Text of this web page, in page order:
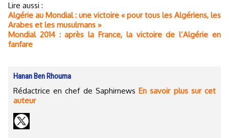
Lire aussi :
Algérie au Mondial : une victoire « pour tous les Algériens, les
Arabes et les musulmans »
Mondial 2014 : après la France, la victoire de l’Algérie en
fanfare
Hanan Ben Rhouma
Rédactrice en chef de Saphirnews En savoir plus sur cet
auteur